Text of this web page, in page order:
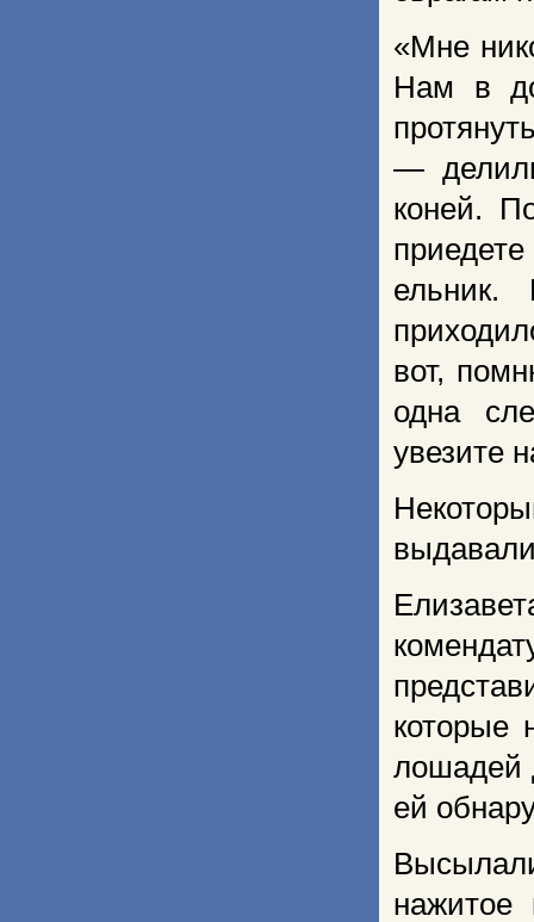
«Мне
Нам в
—
коней.
вот,
одна
увезите
которые
лошадей
ей
нажитое